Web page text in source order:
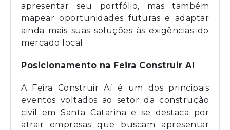
apresentar seu portfólio, mas também
mapear oportunidades futuras e adaptar
ainda mais suas soluções às exigências do
mercado local.
Posicionamento na Feira Construir Aí
A Feira Construir Aí é um dos principais
eventos voltados ao setor da construção
civil em Santa Catarina e se destaca por
atrair empresas que buscam apresentar